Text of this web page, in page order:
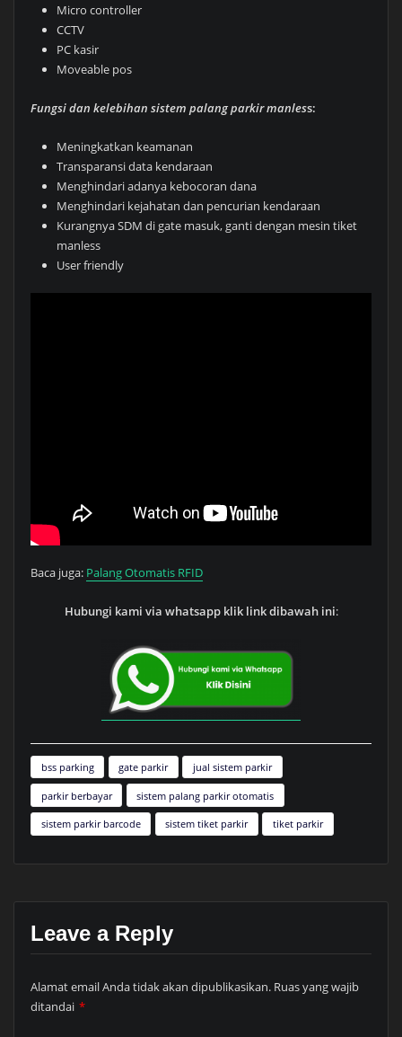
Micro controller
CCTV
PC kasir
Moveable pos
Fungsi dan kelebihan sistem palang parkir manless:
Meningkatkan keamanan
Transparansi data kendaraan
Menghindari adanya kebocoran dana
Menghindari kejahatan dan pencurian kendaraan
Kurangnya SDM di gate masuk, ganti dengan mesin tiket
manless
User friendly
Baca juga: Palang Otomatis RFID
Hubungi kami via whatsapp klik link dibawah ini:
bss parking gate parkir jual sistem parkir
parkir berbayar sistem palang parkir otomatis
sistem parkir barcode sistem tiket parkir tiket parkir
Leave a Reply
Alamat email Anda tidak akan dipublikasikan. Ruas yang wajib
ditandai *